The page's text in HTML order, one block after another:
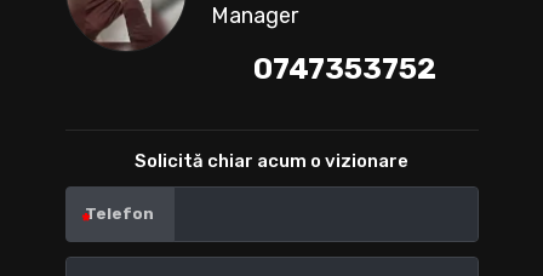
Manager
0747353752
Solicită chiar acum o vizionare
Telefon